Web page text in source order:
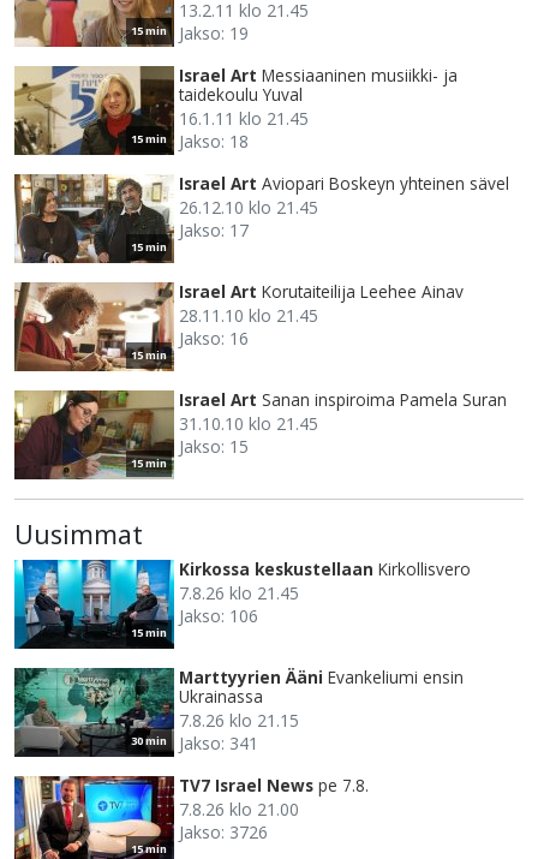
15 min
13.2.11 klo 21.45
Jakso: 19
15 min
Israel Art Messiaaninen musiikki- ja
taidekoulu Yuval
16.1.11 klo 21.45
Jakso: 18
15 min
Israel Art Aviopari Boskeyn yhteinen sävel
26.12.10 klo 21.45
Jakso: 17
15 min
Israel Art Korutaiteilija Leehee Ainav
28.11.10 klo 21.45
Jakso: 16
15 min
Israel Art Sanan inspiroima Pamela Suran
31.10.10 klo 21.45
Jakso: 15
Uusimmat
15 min
Kirkossa keskustellaan Kirkollisvero
7.8.26 klo 21.45
Jakso: 106
30 min
Marttyyrien Ääni Evankeliumi ensin
Ukrainassa
7.8.26 klo 21.15
Jakso: 341
15 min
TV7 Israel News pe 7.8.
7.8.26 klo 21.00
Jakso: 3726